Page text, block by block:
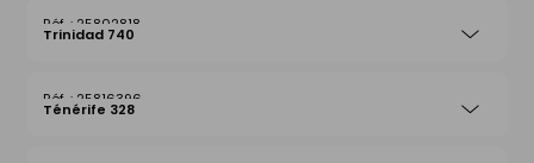
25802818
Trinidad 740
25816396
Ténérife 328